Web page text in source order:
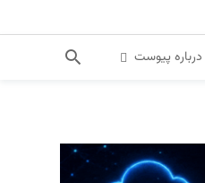
درباره پیوست